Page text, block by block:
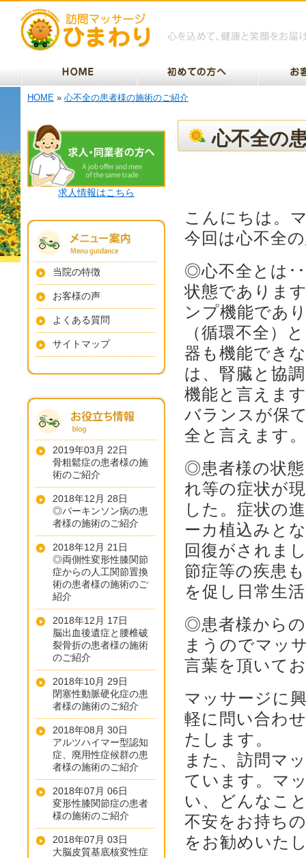
HOME » 心不全の患者様の施術のご紹介
心不全の
こんにちは。
今回は心不全
◎心不全とは･
状態でありま
ンプ機能であ
（循環不全）
器も機能でき
は、腎臓と協
機能と言えま
バランスが保
全と言えます。
◎患者様の状態
れ等の症状が
した。症状の
ーカ植込みと
回復がされま
節症等の疾患
を促し日常生
◎患者様から
まうのでマッ
言葉を頂いて
マッサージに
軽に問い合わ
たします。
また、訪問マ
ています。マ
い、どんなこ
不安をお持ち
をお勧めいた
求人情報はこちら
当院の特徴
お客様の声
よくある質問
サイトマップ
2019年03月 22日
骨粗鬆症の患者様の施
術のご紹介
2018年12月 28日
◎パーキンソン病の患
者様の施術のご紹介
2018年12月 21日
◎両側性変形性膝関節
症からの人工関節置換
術の患者様の施術のご
紹介
2018年12月 17日
脳出血後遺症と腰椎破
裂骨折の患者様の施術
のご紹介
2018年10月 29日
閉塞性動脈硬化症の患
者様の施術のご紹介
2018年08月 30日
アルツハイマー型認知
症、廃用性症候群の患
者様の施術のご紹介
2018年07月 06日
変形性膝関節症の患者
様の施術のご紹介
2018年07月 03日
大脳皮質基底核変性症